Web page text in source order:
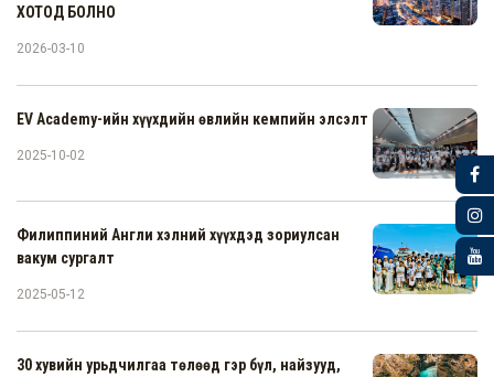
ХОТОД БОЛНО
2026-03-10
EV Academy-ийн хүүхдийн өвлийн кемпийн элсэлт
2025-10-02
Филиппиний Англи хэлний хүүхдэд зориулсан
вакум сургалт
2025-05-12
30 хувийн урьдчилгаа төлөөд гэр бүл, найзууд,